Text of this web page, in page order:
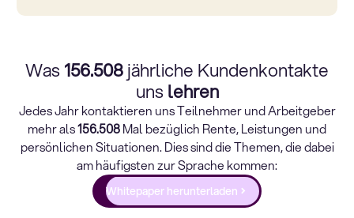
Was156.508jährliche Kundenkontakte
unslehren
Jedes Jahr kontaktieren uns Teilnehmer und Arbeitgeber
mehr als156.508Mal bezüglich Rente, Leistungen und
persönlichen Situationen. Dies sind die Themen, die dabei
am häufigsten zur Sprache kommen:
Whitepaper herunterladen